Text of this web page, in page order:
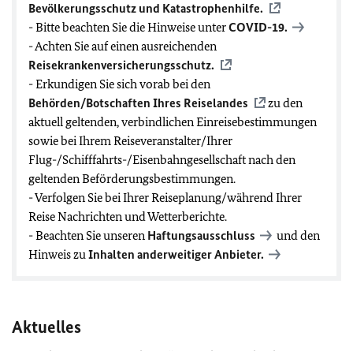
Bevölkerungsschutz und Katastrophenhilfe.
- Bitte beachten Sie die Hinweise unterCOVID-19.
- Achten Sie auf einen ausreichenden
Reisekrankenversicherungsschutz.
- Erkundigen Sie sich vorab bei den
Behörden/Botschaften Ihres Reiselandes
zu den
aktuell geltenden, verbindlichen Einreisebestimmungen
sowie bei Ihrem Reiseveranstalter/Ihrer
Flug-/Schifffahrts-/Eisenbahngesellschaft nach den
geltenden Beförderungsbestimmungen.
- Verfolgen Sie bei Ihrer Reiseplanung/während Ihrer
Reise Nachrichten und Wetterberichte.
- Beachten Sie unseren Haftungsausschluss
und den
Hinweis zuInhalten anderweitiger Anbieter.
Aktuelles